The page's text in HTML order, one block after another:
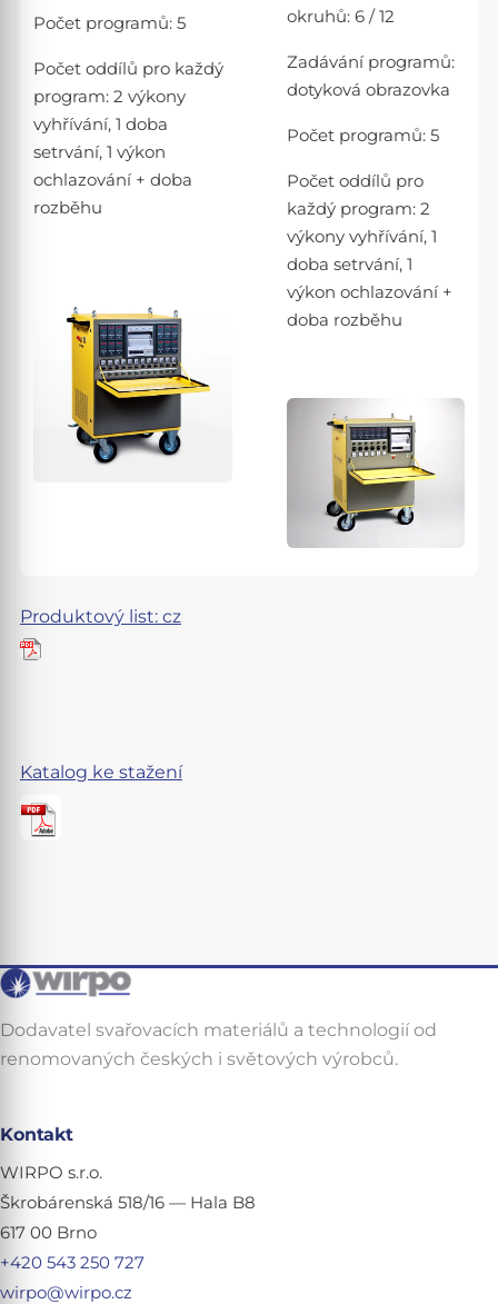
Počet programů: 5
Počet oddílů pro každý
program: 2 výkony
vyhřívání, 1 doba
setrvání, 1 výkon
ochlazování + doba
rozběhu
okruhů: 6 / 12
Zadávání programů:
dotyková obrazovka
Počet programů: 5
Počet oddílů pro
každý program: 2
výkony vyhřívání, 1
doba setrvání, 1
výkon ochlazování +
doba rozběhu
Produktový list: cz
Katalog ke stažení
Dodavatel svařovacích materiálů a technologií od
renomovaných českých i světových výrobců.
Kontakt
WIRPO s.r.o.
Škrobárenská 518/16 — Hala B8
617 00 Brno
+420 543 250 727
wirpo@wirpo.cz